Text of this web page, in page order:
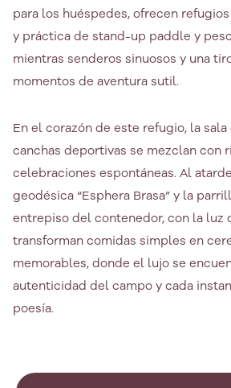
para los huéspedes, ofrecen
y práctica de stand-up paddle y
mientras senderos sinuosos y una
momentos de aventura sutil.
En el corazón de este refugio, la
canchas deportivas se mezclan con
celebraciones espontáneas. Al
geodésica “Esphera Brasa” y la
entrepiso del contenedor, con la luz
transforman comidas simples en
memorables, donde el lujo se
autenticidad del campo y cada
poesía.